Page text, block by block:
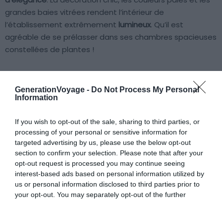
GenerationVoyage - Do Not Process My Personal
Information
If you wish to opt-out of the sale, sharing to third parties, or
processing of your personal or sensitive information for
targeted advertising by us, please use the below opt-out
section to confirm your selection. Please note that after your
opt-out request is processed you may continue seeing
interest-based ads based on personal information utilized by
us or personal information disclosed to third parties prior to
your opt-out. You may separately opt-out of the further
grandes baies vitrées rendent l’intérieur de
l’établissement extrêmement lumineux. Qu’il est
agréable de se prélasser dans ses chambres spacieuses
constellées de plantes !
immédiatement lavue imprenablesur le mont Pain de
Sucre et le Corcovado qui veillent sur la ville. Cet hôtel de
et unepiscine extérieure. C’est le moment de se
détendre avec sa moitié autour d’un cocktail typique ou
entre deux ploufs.
Profiter d’un hôtel haut de gamme